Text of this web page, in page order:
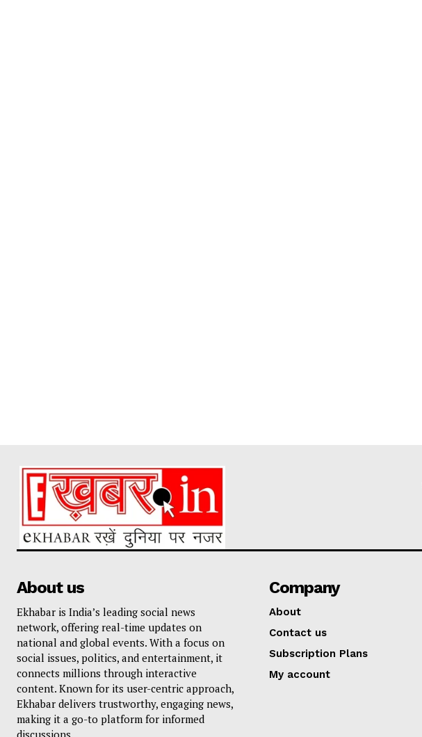
About us
Ekhabar is India’s leading social news
network, offering real-time updates on
national and global events. With a focus on
social issues, politics, and entertainment, it
connects millions through interactive
content. Known for its user-centric approach,
Ekhabar delivers trustworthy, engaging news,
making it a go-to platform for informed
Company
About
Contact us
Subscription Plans
My account